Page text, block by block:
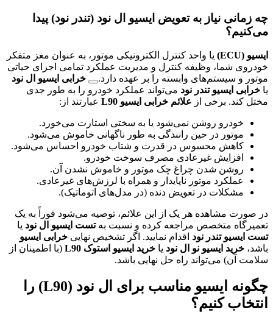
چه زمانی نیاز به تعویض ایسیو ال نود (تندر نود) پیدا
می‌کنیم؟
ایسیو (ECU)
یا واحد کنترل الکترونیکی موتور، به عنوان مغز متفکر
خودروی شما، وظیفه کنترل و مدیریت عملکرد تمامی اجزای حیاتی
موتور و سیستم‌های وابسته را بر عهده دارد.
خرابی ایسیو ال نود
یا خرابی ایسیو تندر نود می‌تواند عملکرد خودرو را به طور جدی
مختل کند. برخی از علائم خرابی ایسیو L90 عبارتند از:
خودرو روشن نمی‌شود یا به سختی استارت می‌خورد.
موتور در حین رانندگی به طور ناگهانی خاموش می‌شود.
کاهش محسوس در قدرت و شتاب خودرو احساس می‌شود.
افزایش غیرعادی مصرف سوخت خودرو.
روشن شدن چراغ چک موتور و خاموش نشدن آن.
عملکرد موتور ناپایدار و همراه با لرزش‌های غیرعادی.
مشکلات در تعویض دنده (در مدل‌های اتوماتیک).
در صورت مشاهده هر یک از این علائم، توصیه می‌شود فوراً به یک
تعمیرگاه متخصص مراجعه کرده و نسبت بهتست ایسیو ال نود یا
تست ایسیو تندر نود اقدام نمایید. اگر تشخیص نهایی خرابی ایسیو
باشد، خرید ایسیو نو ال نود یا خرید ایسیو استوک L90
(با اطمینان از
سلامت آن) می‌تواند راه حل نهایی باشد.
چگونه ایسیو مناسب برای ال نود (L90) را
انتخاب کنیم؟